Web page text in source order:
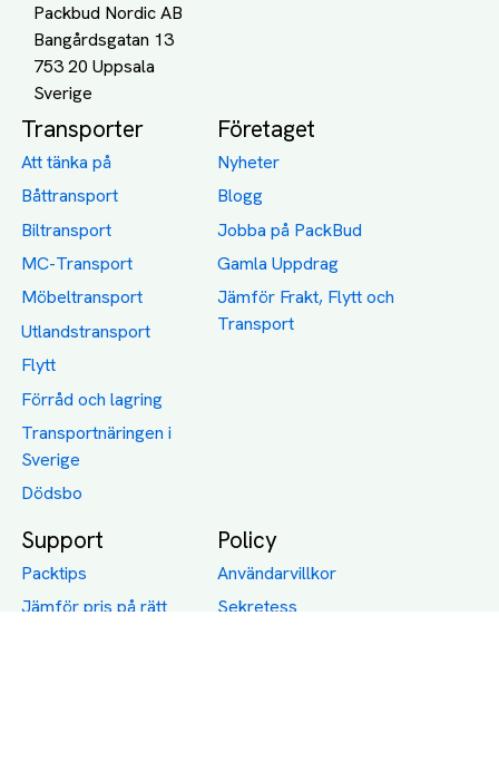
Packbud Nordic AB
Bangårdsgatan 13
753 20 Uppsala
Transporter
Att tänka på
Båttransport
Biltransport
MC-Transport
Möbeltransport
Utlandstransport
Flytt
Förråd och lagring
Transportnäringen i
Sverige
Dödsbo
Företaget
Nyheter
Blogg
Jobba på PackBud
Gamla Uppdrag
Jämför Frakt, Flytt och
Transport
Support
Packtips
Jämför pris på rätt
Policy
Användarvillkor
Sekretess